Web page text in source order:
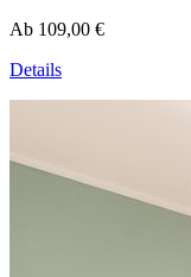
Ab 109,00 €
Details